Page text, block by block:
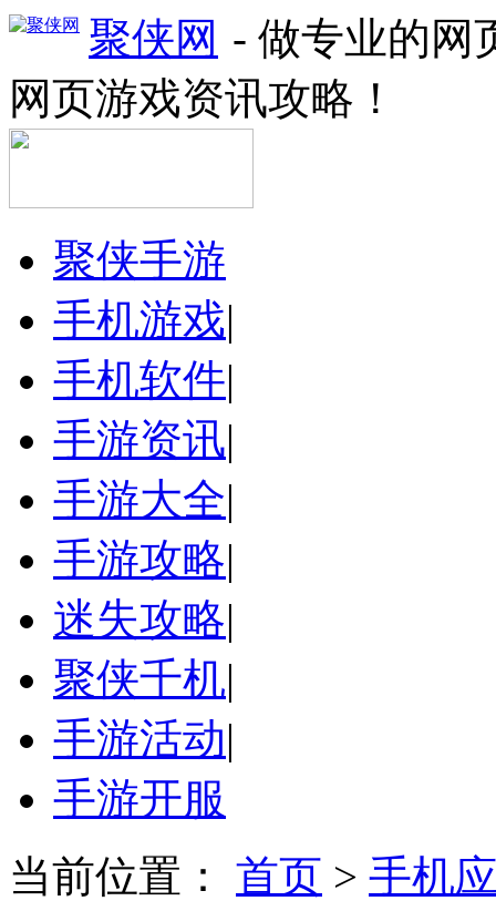
聚侠网 - 做专业的网
网页游戏资讯攻略！
聚侠手游
手机游戏|
手机软件|
手游资讯|
手游大全|
手游攻略|
迷失攻略|
聚侠千机|
手游活动|
手游开服
当前位置： 首页 > 手机